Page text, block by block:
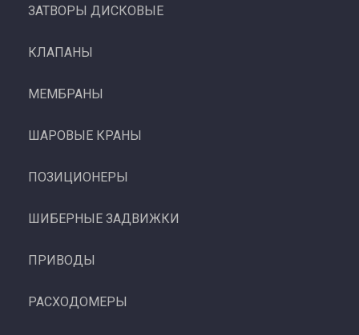
ЗАТВОРЫ ДИСКОВЫЕ
КЛАПАНЫ
МЕМБРАНЫ
ШАРОВЫЕ КРАНЫ
ПОЗИЦИОНЕРЫ
ШИБЕРНЫЕ ЗАДВИЖКИ
ПРИВОДЫ
РАСХОДОМЕРЫ